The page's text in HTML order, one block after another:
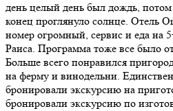
день целый день был дождь,
конец проглянуло солнце. Отель
номер огромный, сервис и еда на
Раиса. Программа тоже все было
Больше всего понравился
на ферму и винодельни.
бронировали экскурсию на
бронировали экскурсию по